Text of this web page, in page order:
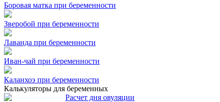
Боровая матка при беременности
Зверобой при беременности
Лаванда при беременности
Иван-чай при беременности
Каланхоэ при беременности
Калькуляторы для беременных
Расчет дня овуляции